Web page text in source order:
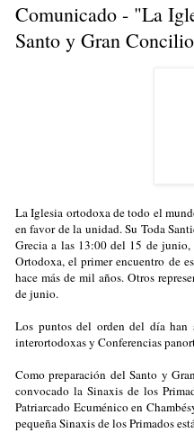
Comunicado - "La
Santo y Gran
La Iglesia ortodoxa de todo el
en favor de la unidad. Su Toda
Grecia a las 13:00 del 15 de
Ortodoxa, el primer encuentro de
hace más de mil años. Otros
de junio.
Los puntos del orden del día han
interortodoxas y Conferencias
Como preparación del Santo y
convocado la Sinaxis de los
Patriarcado Ecuménico en
pequeña Sinaxis de los Primados